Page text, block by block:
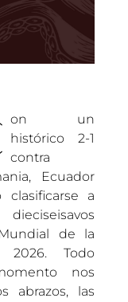
on un
histórico 2-1
contra
Ecuador
clasificarse a
de la
2026. Todo
nos
abrazos, las